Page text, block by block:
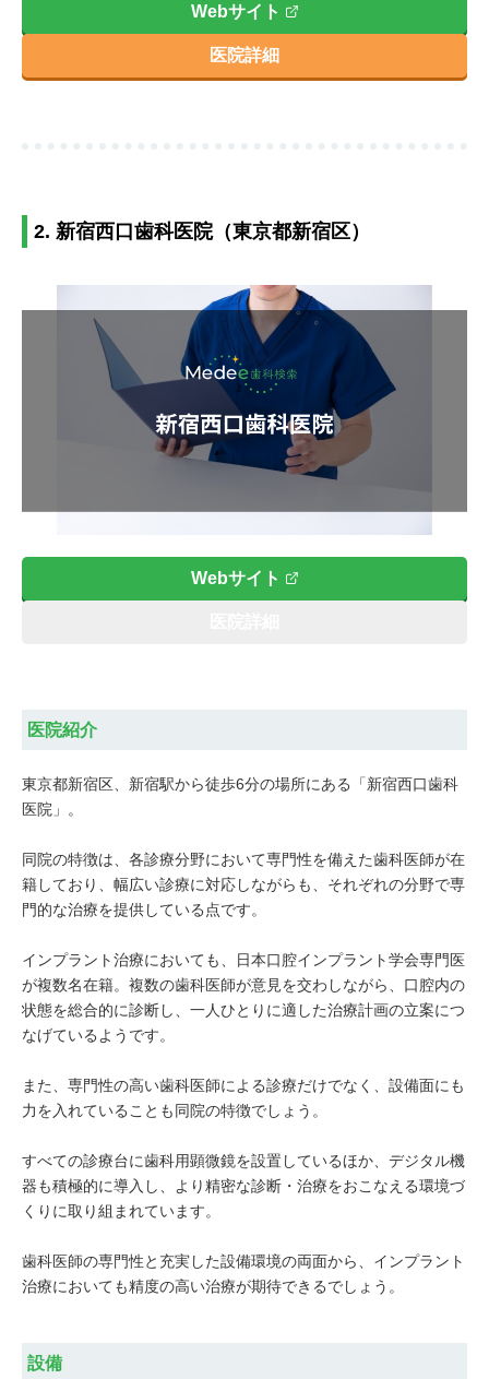
Webサイト
医院詳細
2. 新宿西口歯科医院（東京都新宿区）
Webサイト
医院紹介
東京都新宿区、新宿駅から徒歩6分の場所にある「新宿西口歯科
医院」。
同院の特徴は、各診療分野において専門性を備えた歯科医師が在
籍しており、幅広い診療に対応しながらも、それぞれの分野で専
門的な治療を提供している点です。
インプラント治療においても、日本口腔インプラント学会専門医
が複数名在籍。複数の歯科医師が意見を交わしながら、口腔内の
状態を総合的に診断し、一人ひとりに適した治療計画の立案につ
なげているようです。
また、専門性の高い歯科医師による診療だけでなく、設備面にも
力を入れていることも同院の特徴でしょう。
すべての診療台に歯科用顕微鏡を設置しているほか、デジタル機
器も積極的に導入し、より精密な診断・治療をおこなえる環境づ
くりに取り組まれています。
歯科医師の専門性と充実した設備環境の両面から、インプラント
治療においても精度の高い治療が期待できるでしょう。
設備